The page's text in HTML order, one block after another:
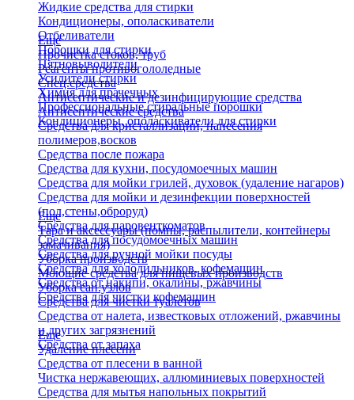
Жидкие средства для стирки
Кондиционеры, ополаскиватели
Отбеливатели
Порошки для стирки
Пятновыводители
Усилители стирки
Химия для прачечных
Профессиональные стиральные порошки
Кондиционеры, ополаскиватели для стирки
Еще
Прочистка стоков, труб
Реагенты противогололедные
Спец.средства
Антисептические и дезинфицирующие средства
Антисептические средства
Средства для кристаллизации, нанесения
полимеров,восков
Средства после пожара
Средства для кухни, посудомоечных машин
Средства для мойки грилей, духовок (удаление нагаров)
Средства для мойки и дезинфекции поверхностей
(пол,стены,оброруд)
Средства для паровенткоматов
Средства для посудомоечных машин
Средства для ручной мойки посуды
Средства для холодильников, кофемашин
Средства от накипи, окалины, ржавчины
Средства для чистки кофемашин
Еще
Тара и аксессуары (помпы, распылители, контейнеры
замачивания)
Уборка производств
Моющие средства для пищевых производств
Уборка сан.узлов
Средства для чистки туалетов
Средства от налета, известковых отложений, ржавчины
и других загрязнений
Средства от запаха
Еще
Удаление плесени
Средства от плесени в ванной
Чистка нержавеющих, аллюминиевых поверхностей
Средства для мытья напольных покрытий